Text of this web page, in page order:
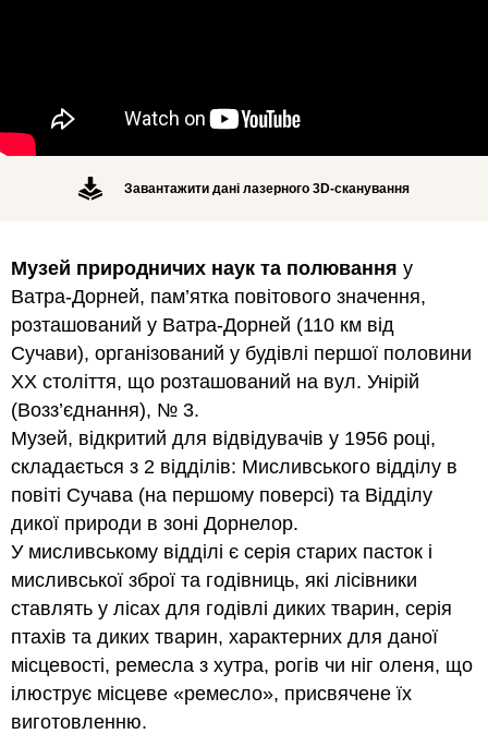
Завантажити дані лазерного 3D-сканування
Музей природничих наук та полювання у
Ватра-Дорней, пам’ятка повітового значення,
розташований у Ватра-Дорней (110 км від
Сучави), організований у будівлі першої половини
XX століття, що розташований на вул. Унірій
(Возз’єднання), № 3.
Музей, відкритий для відвідувачів у 1956 році,
складається з 2 відділів: Мисливського відділу в
повіті Сучава (на першому поверсі) та Відділу
дикої природи в зоні Дорнелор.
У мисливському відділі є серія старих пасток і
мисливської зброї та годівниць, які лісівники
ставлять у лісах для годівлі диких тварин, серія
птахів та диких тварин, характерних для даної
місцевості, ремесла з хутра, рогів чи ніг оленя, що
ілюструє місцеве «ремесло», присвячене їх
виготовленню.